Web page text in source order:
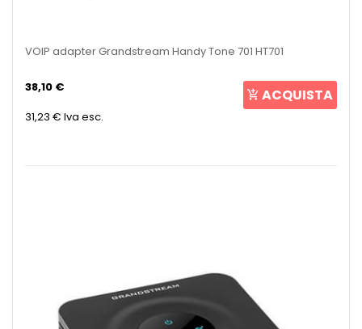
VOIP adapter Grandstream Handy Tone 701 HT701
38,10 €
31,23 € Iva esc.
ACQUISTA